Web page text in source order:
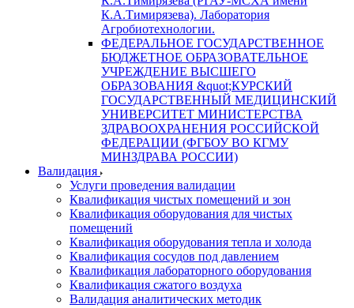
К.А.Тимирязева). Лаборатория
Агробиотехнологии.
ФЕДЕРАЛЬНОЕ ГОСУДАРСТВЕННОЕ
БЮДЖЕТНОЕ ОБРАЗОВАТЕЛЬНОЕ
УЧРЕЖДЕНИЕ ВЫСШЕГО
ОБРАЗОВАНИЯ &quot;КУРСКИЙ
ГОСУДАРСТВЕННЫЙ МЕДИЦИНСКИЙ
УНИВЕРСИТЕТ МИНИСТЕРСТВА
ЗДРАВООХРАНЕНИЯ РОССИЙСКОЙ
ФЕДЕРАЦИИ (ФГБОУ ВО КГМУ
МИНЗДРАВА РОССИИ)
Валидация
Услуги проведения валидации
Квалификация чистых помещений и зон
Квалификация оборудования для чистых
помещений
Квалификация оборудования тепла и холода
Квалификация сосудов под давлением
Квалификация лабораторного оборудования
Квалификация сжатого воздуха
Валидация аналитических методик